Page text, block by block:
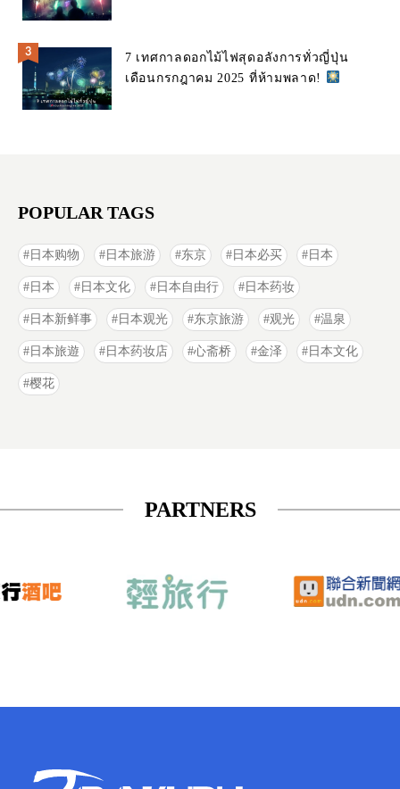
7 เทศกาลดอกไม้ไฟสุดอลังการทั่วญี่ปุ่น
เดือนกรกฎาคม 2025 ที่ห้ามพลาด!
POPULAR TAGS
日本购物 日本旅游 东京 日本必买 日本
日本 日本文化 日本自由行 日本药妆
日本新鲜事 日本观光 东京旅游 观光 温泉
日本旅遊 日本药妆店 心斋桥 金泽 日本文化
樱花
PARTNERS